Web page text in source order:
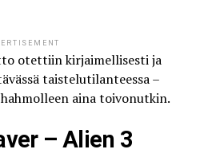
otettiin kirjaimellisesti ja
taistelutilanteessa –
aina toivonutkin.
– Alien 3